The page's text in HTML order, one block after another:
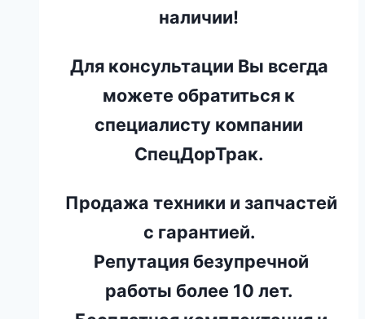
наличии!
Для консультации Вы всегда
можете обратиться к
специалисту компании
СпецДорТрак.
Продажа техники и запчастей
с гарантией.
Репутация безупречной
работы более 10 лет.